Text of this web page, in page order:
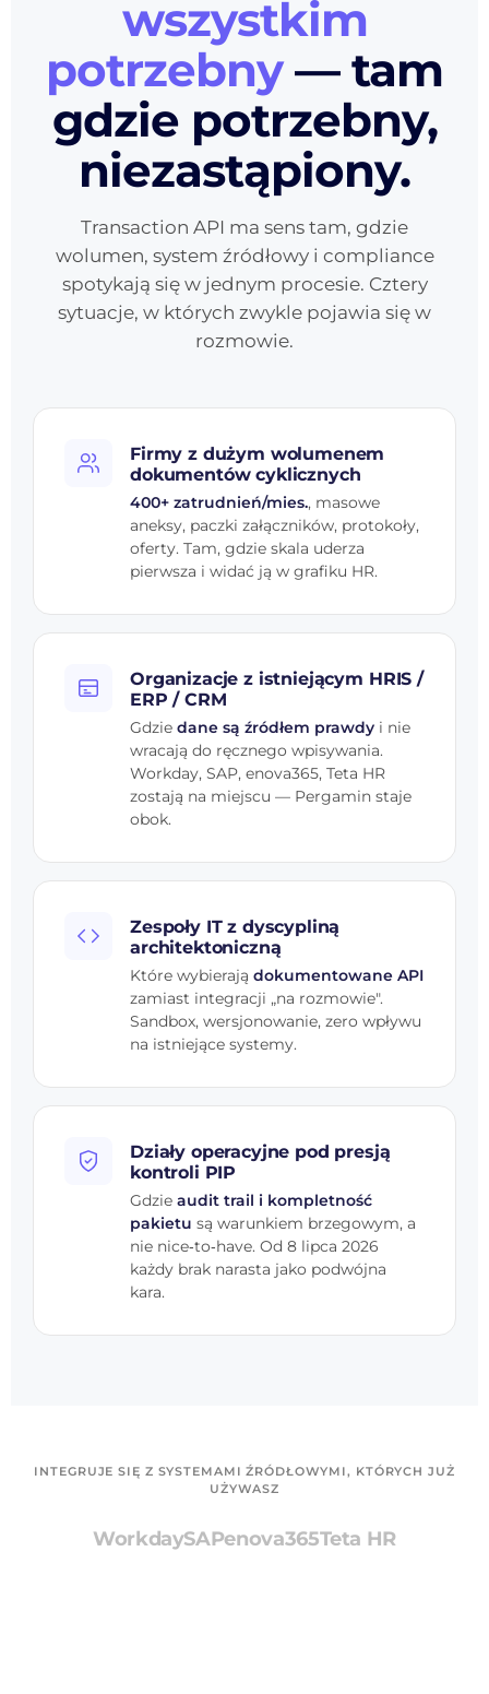
"type": "UoP",
"start": "2026-06-01" ,
"salary": 8400
},
"package": "hr.full"
// 8 docs
}
wszystkim
potrzebny— tam
gdzie potrzebny,
niezastąpiony.
Transaction API ma sens tam, gdzie
wolumen, system źródłowy i compliance
spotykają się w jednym procesie. Cztery
sytuacje, w których zwykle pojawia się w
rozmowie.
Firmy z dużym wolumenem
dokumentów cyklicznych
400+ zatrudnień/mies., masowe
aneksy, paczki załączników, protokoły,
oferty. Tam, gdzie skala uderza
pierwsza i widać ją w grafiku HR.
Organizacje z istniejącym HRIS /
ERP / CRM
Gdzie dane są źródłem prawdy i nie
wracają do ręcznego wpisywania.
Workday, SAP, enova365, Teta HR
zostają na miejscu — Pergamin staje
obok.
Zespoły IT z dyscypliną
architektoniczną
Które wybierają dokumentowane API
zamiast integracji „na rozmowie".
Sandbox, wersjonowanie, zero wpływu
na istniejące systemy.
Działy operacyjne pod presją
kontroli PIP
Gdzie audit trail i kompletność
pakietu są warunkiem brzegowym, a
nie nice‑to‑have. Od 8 lipca 2026
każdy brak narasta jako podwójna
kara.
INTEGRUJE SIĘ Z SYSTEMAMI ŹRÓDŁOWYMI, KTÓRYCH JUŻ
UŻYWASZ
WorkdaySAPenova365Teta HR